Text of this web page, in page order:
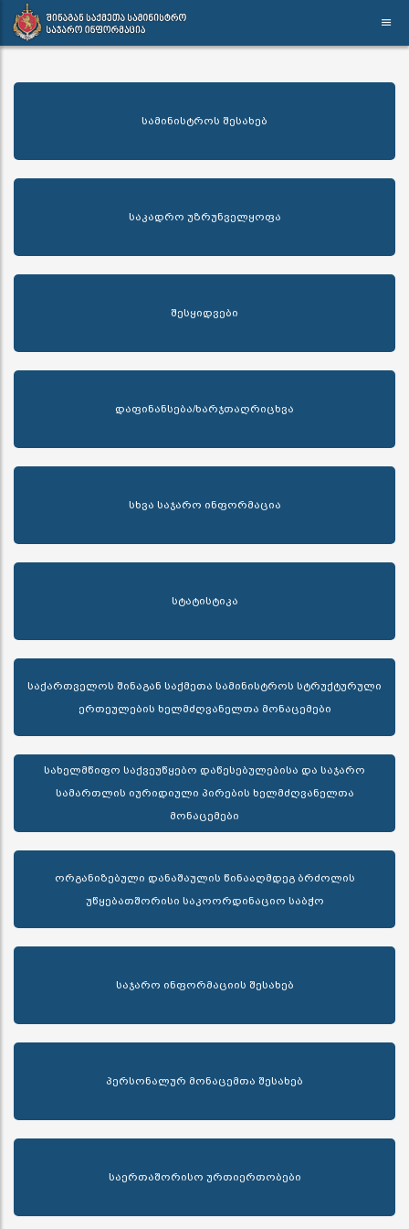
სამინისტროს შესახებ
საკადრო უზრუნველყოფა
შესყიდვები
დაფინანსება/ხარჯთაღრიცხვა
სხვა საჯარო ინფორმაცია
სტატისტიკა
საქართველოს შინაგან საქმეთა სამინისტროს სტრუქტურული
ერთეულების ხელმძღვანელთა მონაცემები
სახელმწიფო საქვეუწყებო დაწესებულებისა და საჯარო
სამართლის იურიდიული პირების ხელმძღვანელთა
მონაცემები
ორგანიზებული დანაშაულის წინააღმდეგ ბრძოლის
უწყებათშორისი საკოორდინაციო საბჭო
საჯარო ინფორმაციის შესახებ
პერსონალურ მონაცემთა შესახებ
საერთაშორისო ურთიერთობები